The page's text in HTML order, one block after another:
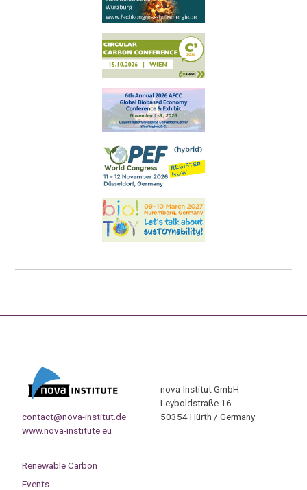
contact@nova-institut.de
www.nova-institute.eu
nova-Institut GmbH
Leyboldstraße 16
50354 Hürth / Germany
Renewable Carbon
Events